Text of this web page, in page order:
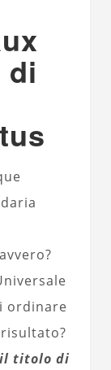
di
ordinare
il titolo di